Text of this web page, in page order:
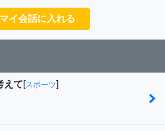
イ会話に入れる
えて[スポーツ]